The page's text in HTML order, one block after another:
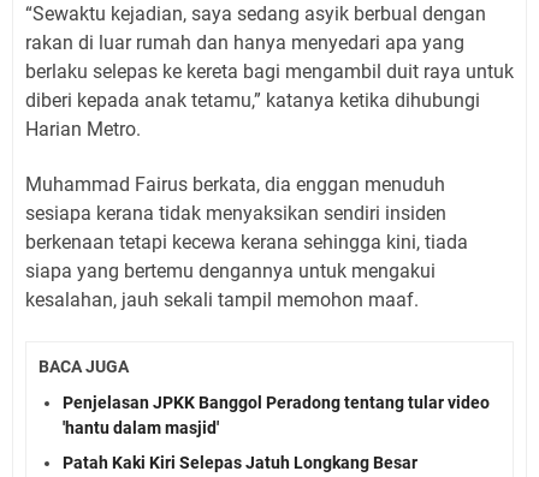
“Sewaktu kejadian, saya sedang asyik berbual dengan
rakan di luar rumah dan hanya menyedari apa yang
berlaku selepas ke kereta bagi mengambil duit raya untuk
diberi kepada anak tetamu,” katanya ketika dihubungi
Harian Metro.
Muhammad Fairus berkata, dia enggan menuduh
sesiapa kerana tidak menyaksikan sendiri insiden
berkenaan tetapi kecewa kerana sehingga kini, tiada
siapa yang bertemu dengannya untuk mengakui
kesalahan, jauh sekali tampil memohon maaf.
BACA JUGA
Penjelasan JPKK Banggol Peradong tentang tular video
'hantu dalam masjid'
Patah Kaki Kiri Selepas Jatuh Longkang Besar